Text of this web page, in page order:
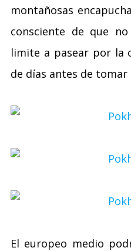
montañosas
consciente de que
limite a pasear por la
de días antes de tomar
El europeo medio